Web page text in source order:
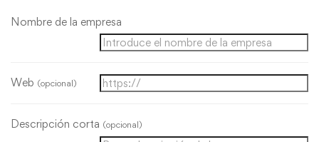
Nombre de la empresa
Web (opcional)
Descripción corta (opcional)